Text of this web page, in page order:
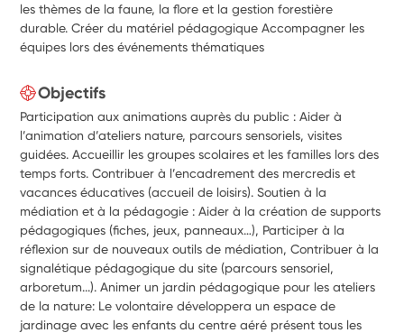
les thèmes de la faune, la flore et la gestion forestière
durable. Créer du matériel pédagogique Accompagner les
équipes lors des événements thématiques
Objectifs
Participation aux animations auprès du public : Aider à
l’animation d’ateliers nature, parcours sensoriels, visites
guidées. Accueillir les groupes scolaires et les familles lors des
temps forts. Contribuer à l’encadrement des mercredis et
vacances éducatives (accueil de loisirs). Soutien à la
médiation et à la pédagogie : Aider à la création de supports
pédagogiques (fiches, jeux, panneaux…), Participer à la
réflexion sur de nouveaux outils de médiation, Contribuer à la
signalétique pédagogique du site (parcours sensoriel,
arboretum...). Animer un jardin pédagogique pour les ateliers
de la nature: Le volontaire développera un espace de
jardinage avec les enfants du centre aéré présent tous les